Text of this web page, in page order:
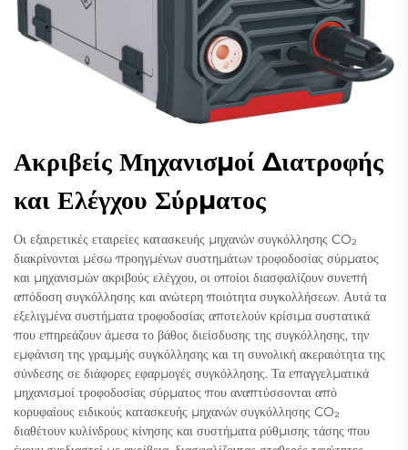
Ακριβείς Μηχανισμοί Διατροφής
και Ελέγχου Σύρματος
Οι εξαιρετικές εταιρείες κατασκευής μηχανών συγκόλλησης CO₂
διακρίνονται μέσω προηγμένων συστημάτων τροφοδοσίας σύρματος
και μηχανισμών ακριβούς ελέγχου, οι οποίοι διασφαλίζουν συνεπή
απόδοση συγκόλλησης και ανώτερη ποιότητα συγκολλήσεων. Αυτά τα
εξελιγμένα συστήματα τροφοδοσίας αποτελούν κρίσιμα συστατικά
που επηρεάζουν άμεσα το βάθος διείσδυσης της συγκόλλησης, την
εμφάνιση της γραμμής συγκόλλησης και τη συνολική ακεραιότητα της
σύνδεσης σε διάφορες εφαρμογές συγκόλλησης. Τα επαγγελματικά
μηχανισμοί τροφοδοσίας σύρματος που αναπτύσσονται από
κορυφαίους ειδικούς κατασκευής μηχανών συγκόλλησης CO₂
διαθέτουν κυλίνδρους κίνησης και συστήματα ρύθμισης τάσης που